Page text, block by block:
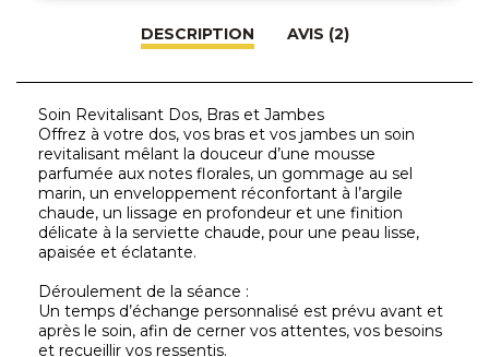
DESCRIPTION AVIS (2)
Soin Revitalisant Dos, Bras et Jambes
Offrez à votre dos, vos bras et vos jambes un soin
revitalisant mêlant la douceur d’une mousse
parfumée aux notes florales, un gommage au sel
marin, un enveloppement réconfortant à l’argile
chaude, un lissage en profondeur et une finition
délicate à la serviette chaude, pour une peau lisse,
apaisée et éclatante.
Déroulement de la séance :
Un temps d’échange personnalisé est prévu avant et
après le soin, afin de cerner vos attentes, vos besoins
et recueillir vos ressentis.